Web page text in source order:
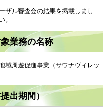
ザル審査会の結果を掲載しまし
。
業務の名称
域周遊促進事業（サウナヴィレッ
出期間）